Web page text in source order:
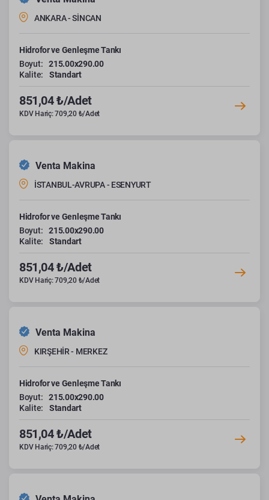
ANKARA - SİNCAN
Hidrofor ve Genleşme Tankı
Boyut:
215.00x290.00
Kalite:
Standart
851,04 ₺/Adet
KDV Hariç: 709,20 ₺/Adet
Venta Makina
İSTANBUL-AVRUPA - ESENYURT
Hidrofor ve Genleşme Tankı
Boyut:
215.00x290.00
Kalite:
Standart
851,04 ₺/Adet
KDV Hariç: 709,20 ₺/Adet
Venta Makina
KIRŞEHİR - MERKEZ
Hidrofor ve Genleşme Tankı
Boyut:
215.00x290.00
Kalite:
Standart
851,04 ₺/Adet
KDV Hariç: 709,20 ₺/Adet